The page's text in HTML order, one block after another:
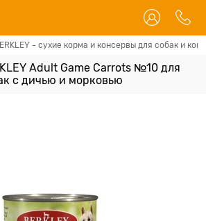
- сухие корма и консервы для собак и
Adult Game Carrots №10 для
с дичью и морковью